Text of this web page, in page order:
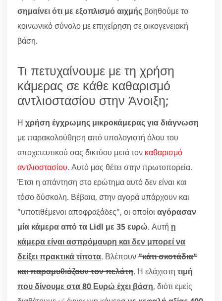
σημαίνει ότι με εξοπλισμό αιχμής βοηθούμε το
κοινωνικό σύνολο με επιχείρηση σε οικογενειακή
βάση.
Τι πετυχαίνουμε με τη χρήση
κάμερας σε κάθε καθαρισμό
αντλιοστασίου στην Άνοιξη;
Η χρήση έγχρωμης μικροκάμερας για διάγνωση
με παρακολούθηση από υπολογιστή όλου του
αποχετευτικού σας δικτύου μετά τον καθαρισμό
αντλιοστασίου. Αυτό μας θέτει στην πρωτοπορεία.
Έτσι η απάντηση στο ερώτημα αυτό δεν είναι και
τόσο δύσκολη. Βέβαια, στην αγορά υπάρχουν και
"υποτιθέμενοι αποφραξάδες", οι οποίοι αγόρασαν
μία κάμερα από τα Lidl με 35 ευρώ. Αυτή η
κάμερα είναι ασπρόμαυρη και δεν μπορεί να
δείξει πρακτικά τίποτα. Βλέπουν"κάτι σκοτάδια"
και παραμυθιάζουν τον πελάτη. Η ελάχιστη τιμή
που δίνουμε στα 80 Ευρώ έχει βάση, διότι εμείς